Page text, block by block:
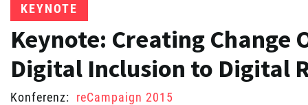
KEYNOTE
Keynote: Creating Change
Digital Inclusion to Digital
Konferenz: reCampaign 2015